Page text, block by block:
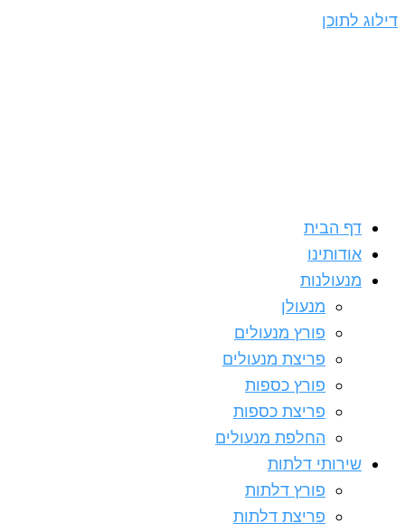
דילוג לתוכן
דף הבית
אודותינו
מנעולנות
מנעולן
פורץ מנעולים
פריצת מנעולים
פורץ כספות
פריצת כספות
החלפת מנעולים
שירותי דלתות
פורץ דלתות
פריצת דלתות